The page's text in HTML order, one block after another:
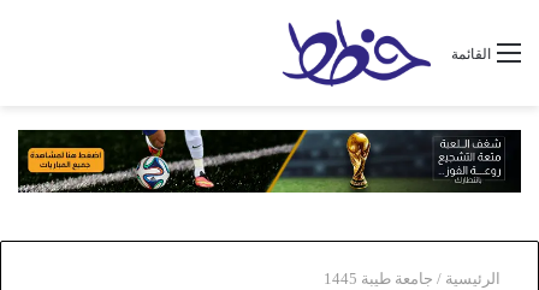
القائمة
الرئيسية / جامعة طيبة 1445